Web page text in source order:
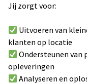
Jij zorgt voor:
Uitvoeren van
klanten op locatie
Ondersteunen
opleveringen
Analyseren en